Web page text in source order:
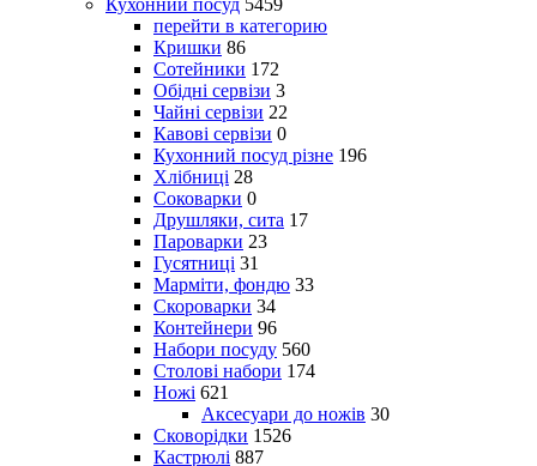
Кухонний посуд 5459
перейти в категорию
Кришки 86
Сотейники 172
Обідні сервізи 3
Чайні сервізи 22
Кавові сервізи 0
Кухонний посуд різне 196
Хлібниці 28
Соковарки 0
Друшляки, сита 17
Пароварки 23
Гусятниці 31
Марміти, фондю 33
Скороварки 34
Контейнери 96
Набори посуду 560
Столові набори 174
Ножі 621
Аксесуари до ножів 30
Сковорідки 1526
Кастрюлі 887